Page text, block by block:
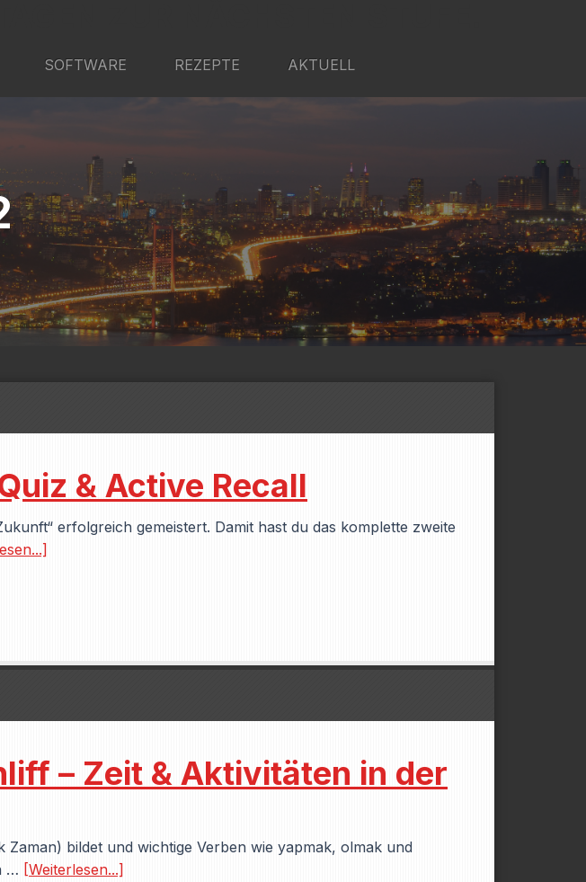
SOFTWARE REZEPTE AKTUELL
& Active Recall
erfolgreich gemeistert. Damit hast du das komplette zweite
– Zeit & Aktivitäten in der
bildet und wichtige Verben wie yapmak, olmak und
… [Weiterlesen...]